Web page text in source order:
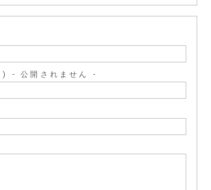
- 公開されません -